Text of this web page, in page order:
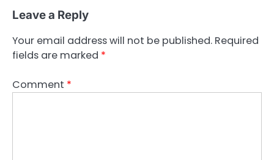
Leave a Reply
Your email address will not be published. Required
fields are marked *
Comment *